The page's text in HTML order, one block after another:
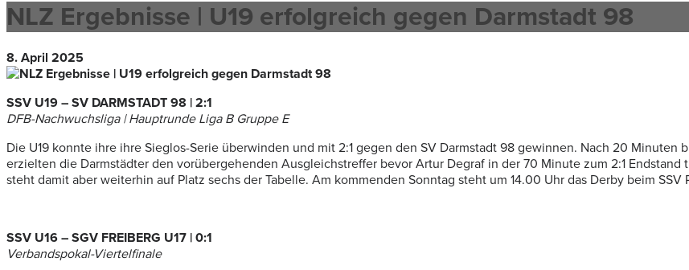
NLZ Ergebnisse | U19 erfolgreich gegen Darmstadt 98
8. April 2025
SSV U19 – SV DARMSTADT 98 | 2:1
DFB-Nachwuchsliga | Hauptrunde Liga B Gruppe E
Die U19 konnte ihre ihre Sieglos-Serie überwinden und mit 2:1 gegen den SV Darmstadt 98 gewinnen. Nach 20 Minuten
erzielten die Darmstädter den vorübergehenden Ausgleichstreffer bevor Artur Degraf in der 70 Minute zum 2:1
steht damit aber weiterhin auf Platz sechs der Tabelle. Am kommenden Sonntag steht um 14.00 Uhr das Derby beim SSV
SSV U16 – SGV FREIBERG U17 | 0:1
Verbandspokal-Viertelfinale